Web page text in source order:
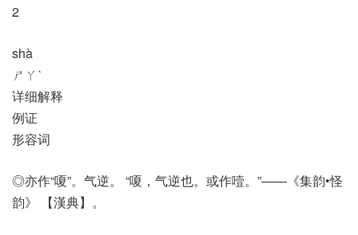
2
shà
ㄕㄚˋ
详细解释
例证
形容词
◎亦作“嗄”。气逆。 “嗄，气逆也。或作噎。”——《集韵•怪
韵》 【漢典】。